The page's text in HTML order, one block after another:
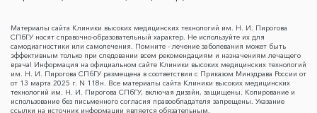
Материалы сайта Клиники высоких медицинских технологий им. Н. И. Пирогова
СПбГУ носят справочно-образовательный характер. Не используйте их для
самодиагностики или самолечения. Помните - лечение заболевания может быть
эффективным только при следовании всем рекомендациям и назначениям лечащего
врача! Информация на официальном сайте Клиники высоких медицинских технологий
им. Н. И. Пирогова СПбГУ размещена в соответствии с Приказом Минздрава России от
от 13 марта 2025 г. N 118н. Все материалы сайта Клиники высоких медицинских
технологий им. Н. И. Пирогова СПбГУ, включая дизайн, защищены. Копирование и
использование без письменного согласия правообладателя запрещены. Указание
ссылки на источник информации является обязательным.